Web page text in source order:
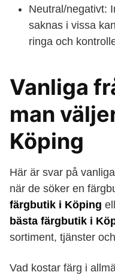
Neutral/negativt:
saknas i vissa
ringa och
Vanliga
man
Köping
Här är svar på
när de söker en
färgbutik i Köping
bästa färgbutik i
sortiment, tjänster
Vad kostar färg i